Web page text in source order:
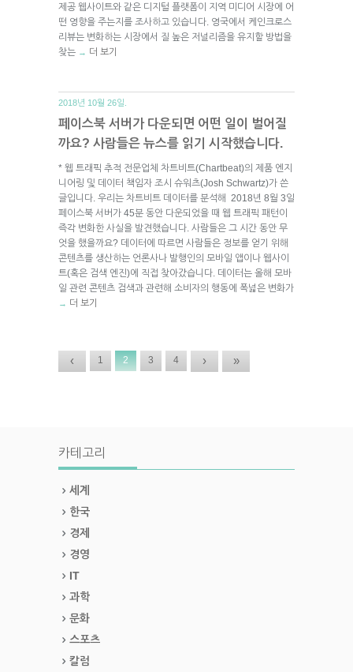
제공 웹사이트와 같은 디지털 플랫폼이 지역 미디어 시장에 어
떤 영향을 주는지를 조사하고 있습니다. 영국에서 케인크로스
리뷰는 변화하는 시장에서 질 높은 저널리즘을 유지할 방법을
찾는 → 더 보기
2018년 10월 26일.
페이스북 서버가 다운되면 어떤 일이 벌어질
까요? 사람들은 뉴스를 읽기 시작했습니다.
* 웹 트래픽 추적 전문업체 차트비트(Chartbeat)의 제품 엔지
니어링 및 데이터 책임자 조시 슈워츠(Josh Schwartz)가 쓴
글입니다. 우리는 차트비트 데이터를 분석해 2018년 8월 3일
페이스북 서버가 45분 동안 다운되었을 때 웹 트래픽 패턴이
즉각 변화한 사실을 발견했습니다. 사람들은 그 시간 동안 무
엇을 했을까요? 데이터에 따르면 사람들은 정보를 얻기 위해
콘텐츠를 생산하는 언론사나 발행인의 모바일 앱이나 웹사이
트(혹은 검색 엔진)에 직접 찾아갔습니다. 데이터는 올해 모바
일 관련 콘텐츠 검색과 관련해 소비자의 행동에 폭넓은 변화가
→ 더 보기
‹ 1 2 3 4 › »
카테고리
세계
한국
경제
경영
IT
과학
문화
스포츠
칼럼